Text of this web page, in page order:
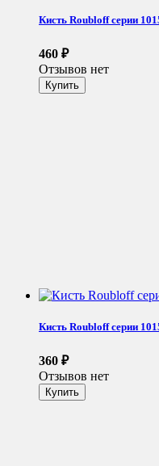
Кисть Roubloff серии
460 ₽
Отзывов нет
Кисть Roubloff серии
360 ₽
Отзывов нет